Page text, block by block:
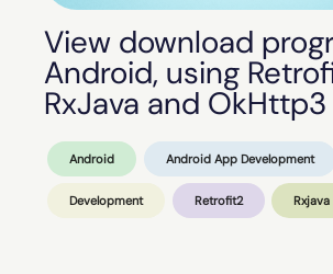
View download
Android, using
RxJava and OkHttp3
Android Android App Development
Development Retrofit2 Rxjava